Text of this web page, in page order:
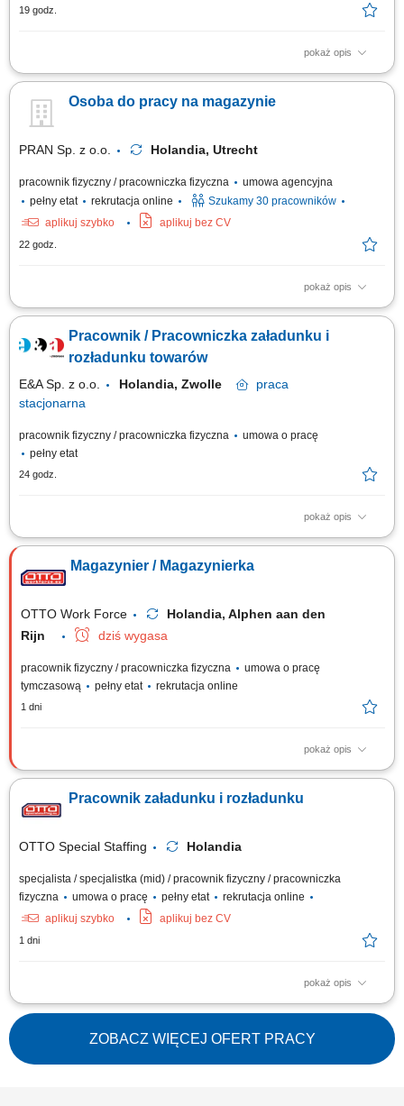
19 godz.
pokaż opis
Zakres obowiązków: magazynier / magazynierka, order picker z obsługą
kontenerów; kontrola jakości; Wymagania: komunikatywna znajomość
języka angielskiego; doświadczenie na podobnym stanowisku
Osoba do pracy na magazynie
PRAN Sp. z o.o. Holandia, Utrecht
pracownik fizyczny / pracowniczka fizyczna
umowa agencyjna
pełny etat
rekrutacja online
Szukamy 30 pracowników
aplikuj szybko
aplikuj bez CV
22 godz.
pokaż opis
Zakres obowiązków skanować paczki i układać je na odpowiednich
załadowywać i rozładowywać naczepy ciężarowe; dbać o
bezpieczeństwo przesyłek podczas transportu; utrzymywać porządek na
Pracownik / Pracowniczka załadunku i
rozładunku towarów
E&A Sp. z o.o. Holandia, Zwolle
praca
stacjonarna
pracownik fizyczny / pracowniczka fizyczna
umowa o pracę
pełny etat
24 godz.
pokaż opis
Zakres obowiązków: załadunek oraz rozładunek sortowanie elektroniki;
zbieranie zamówień za pomocą skanera; Wymagania: znajomość języka
angielskiego w stopniu komunikatywnym; gotowość do pracy w systemie
Magazynier / Magazynierka
OTTO Work Force
Holandia, Alphen aan den
Rijn
dziś wygasa
pracownik fizyczny / pracowniczka fizyczna
umowa o pracę
tymczasową
pełny etat rekrutacja online
1 dni
pokaż opis
Opis stanowiska Przyjmowanie dostaw oraz przygotowywanie towarów
dostępnych narzędzi magazynowych; Kompletacja zamówień i
przygotowywanie paczek dla klientów; Sortowanie oraz kontrola jakości
Pracownik załadunku i rozładunku
OTTO Special Staffing Holandia
specjalista / specjalistka (mid) / pracownik fizyczny / pracowniczka
fizyczna
umowa o pracę pełny etat
rekrutacja online
aplikuj szybko
aplikuj bez CV
1 dni
pokaż opis
Twoje codzienne zadania Będziesz zarządzać przepływem wyrobów
stalowych przyjeżdżających do zakładu i opuszczających go. Będziesz:
ładować i rozładowywać ciężarówki różnymi rodzajami stali
konstrukcyjnej. Obsługuj suwnicę, aby przemieszczać duże i ciężkie
elementy stalowe....
ZOBACZ WIĘCEJ OFERT PRACY